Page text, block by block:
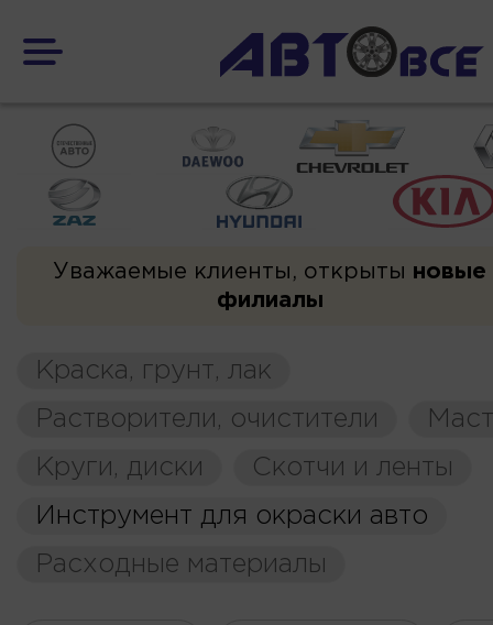
Уважаемые клиенты, открыты новые
филиалы
Краска, грунт, лак
Растворители, очистители
Круги, диски
Скотчи и ленты
Инструмент для окраски авто
Расходные материалы